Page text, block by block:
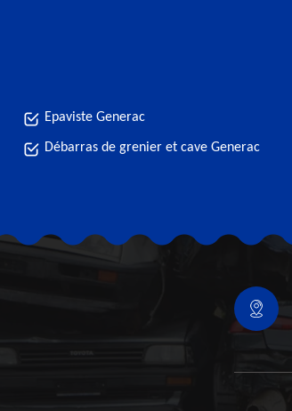
Epaviste Generac
Débarras de grenier et cave Generac